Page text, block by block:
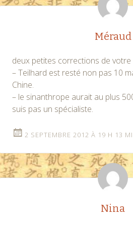
Méraud
deux petites corrections de votre
– Teilhard est resté non pas 10
Chine.
– le sinanthrope aurait au plus
suis pas un spécialiste.
2 SEPTEMBRE 2012 À 19 H 13
Nina